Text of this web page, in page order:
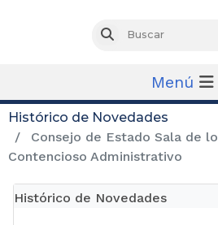
Buscar
Menú
Histórico de Novedades
Consejo de Estado Sala de lo
Contencioso Administrativo
Histórico de Novedades